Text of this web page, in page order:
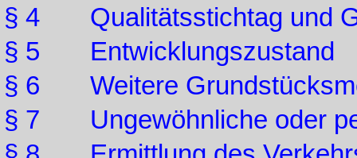
§ 4 Qualitätsstichtag und
§ 5 Entwicklungszustand
§ 6 Weitere
§ 7 Ungewöhnliche oder